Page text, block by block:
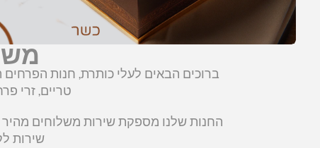
טריים, זרי
החנות שלנו מספקת שירות משלוחים מהיר
שירות